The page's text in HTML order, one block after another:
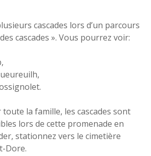
cascades lors d’un parcours
cascades ». Vous pourrez voir:
la famille, les cascades sont
lors de cette promenade en
stationnez vers le cimetière
Dore.